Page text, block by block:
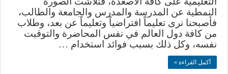
النمطية عن المدرسة والمدرس والجامعة والطالب،
فأصبحنا نرى تعليماً افتراضياً وتعليماً عن بعد، وطلاب
من كافة دول العالم في نفس المحاضرة والتوقيت
نفسه، وكل ذلك بسبب فوائد استخدام …
أكمل القراءة »